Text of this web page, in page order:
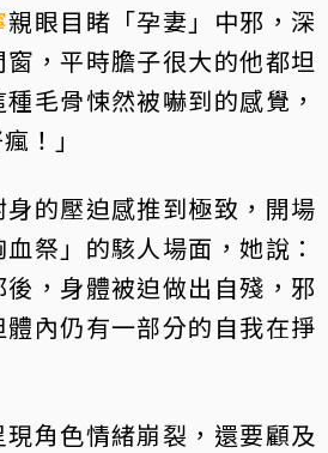
親眼目睹「孕妻」中邪，深
，平時膽子很大的他都坦
毛骨悚然被嚇到的感覺，
！」
的壓迫感推到極致，開場
祭」的駭人場面，她說：
後，身體被迫做出自殘，邪
內仍有一部分的自我在掙
角色情緒崩裂，還要顧及